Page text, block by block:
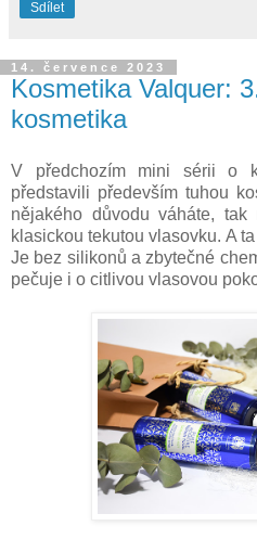
Sdílet
14. července 2023
Kosmetika Valquer:
kosmetika
V předchozím mini sérii o
představili především tuhou
nějakého důvodu váháte,
klasickou tekutou vlasovku. A
Je bez silikonů a zbytečné
pečuje i o citlivou vlasovou